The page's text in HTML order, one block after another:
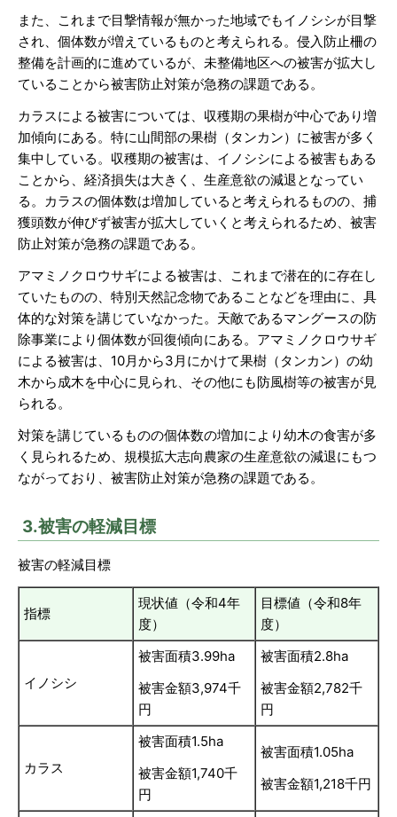
また、これまで目撃情報が無かった地域でもイノシシが目撃
され、個体数が増えているものと考えられる。侵入防止柵の
整備を計画的に進めているが、未整備地区への被害が拡大し
ていることから被害防止対策が急務の課題である。
カラスによる被害については、収穫期の果樹が中心であり増
加傾向にある。特に山間部の果樹（タンカン）に被害が多く
集中している。収穫期の被害は、イノシシによる被害もある
ことから、経済損失は大きく、生産意欲の減退となってい
る。カラスの個体数は増加していると考えられるものの、捕
獲頭数が伸びず被害が拡大していくと考えられるため、被害
防止対策が急務の課題である。
アマミノクロウサギによる被害は、これまで潜在的に存在し
ていたものの、特別天然記念物であることなどを理由に、具
体的な対策を講じていなかった。天敵であるマングースの防
除事業により個体数が回復傾向にある。アマミノクロウサギ
による被害は、10月から3月にかけて果樹（タンカン）の幼
木から成木を中心に見られ、その他にも防風樹等の被害が見
られる。
対策を講じているものの個体数の増加により幼木の食害が多
く見られるため、規模拡大志向農家の生産意欲の減退にもつ
ながっており、被害防止対策が急務の課題である。
3.被害の軽減目標
被害の軽減目標
指標
現状値（令和4年
度）
目標値（令和8年
度）
イノシシ
被害面積3.99ha
被害金額3,974千
円
被害面積2.8ha
被害金額2,782千
円
カラス
被害面積1.5ha
被害金額1,740千
円
被害面積1.05ha
被害金額1,218千円